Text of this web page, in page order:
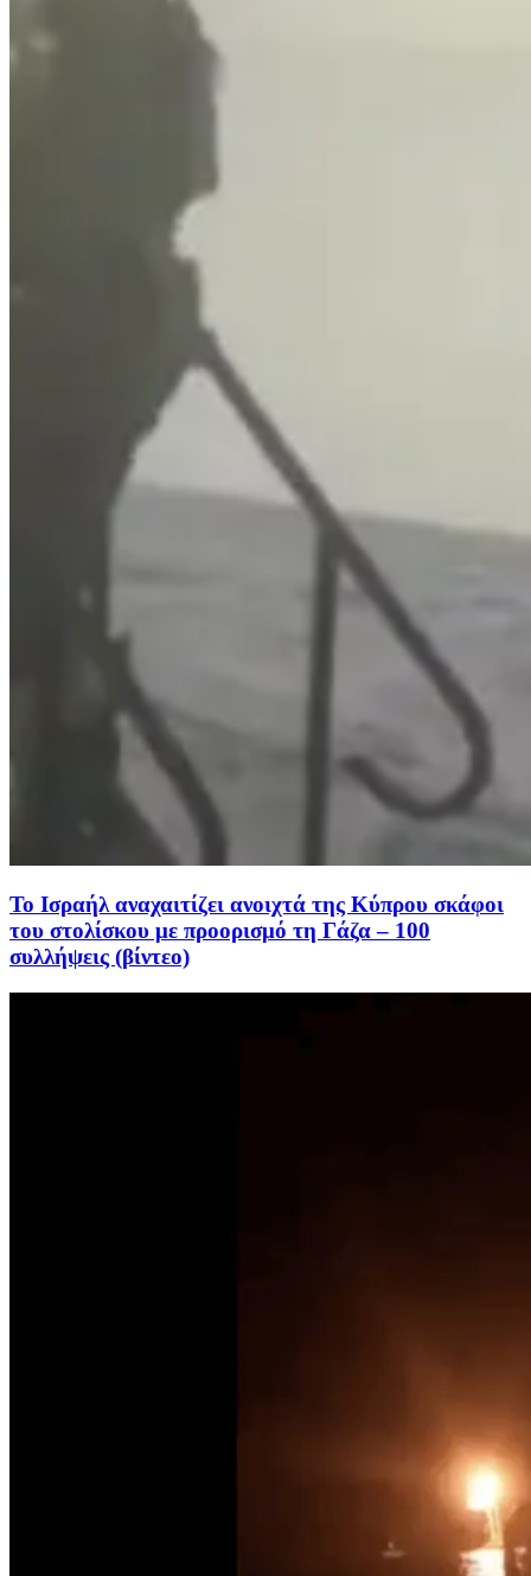
Το Ισραήλ αναχαιτίζει ανοιχτά της Κύπρου σκάφοι
του στολίσκου με προορισμό τη Γάζα – 100
συλλήψεις (βίντεο)